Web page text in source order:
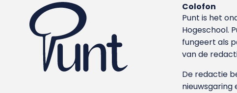
Colofon
Punt is het
Hoge­school.
fungeert als
van de
De redactie
nieuwsgaring